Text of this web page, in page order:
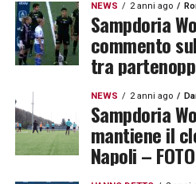
NEWS 2 anni ago
Sampdoria
commento
tra
NEWS 2 anni ago
Sampdoria
mantiene il
Napoli – FOTO